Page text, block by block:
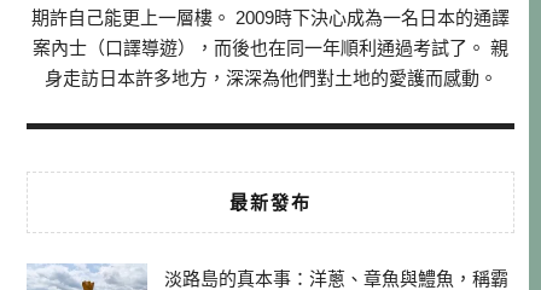
期許自己能更上一層樓。 2009時下決心成為一名日本的通譯
案內士（口譯導遊），而後也在同一年順利通過考試了。 親
身走訪日本許多地方，深深為他們對土地的愛護而感動。
最新發布
淡路島的真本事：洋蔥、章魚與鱧魚，稱霸